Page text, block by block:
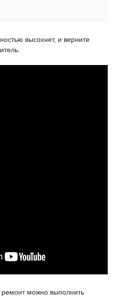
высохнет, и верните
можно выполнить